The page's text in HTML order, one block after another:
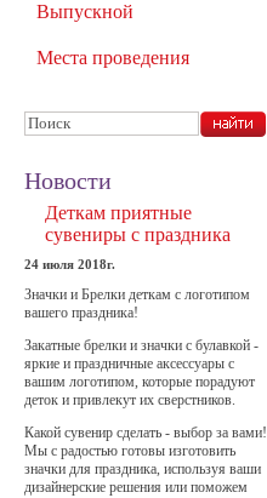
Выпускной
Места проведения
Новости
Деткам приятные
сувениры с праздника
24 июля 2018г.
Значки и Брелки деткам с логотипом
вашего праздника!
Закатные брелки и значки с булавкой -
яркие и праздничные аксессуары с
вашим логотипом, которые порадуют
деток и привлекут их сверстников.
Какой сувенир сделать - выбор за вами!
Мы с радостью готовы изготовить
значки для праздника, используя ваши
дизайнерские решения или поможем